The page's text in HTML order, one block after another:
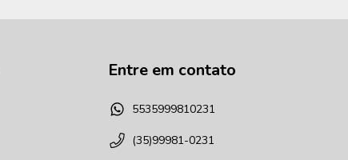
Entre em contato
5535999810231
(35)99981-0231